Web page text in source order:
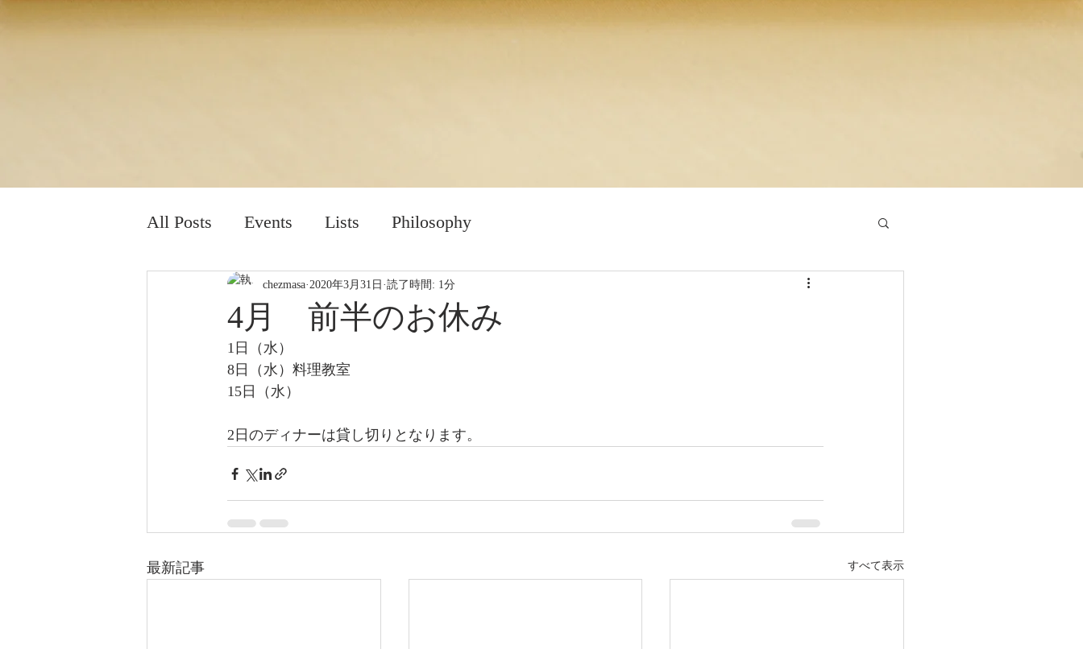
All Posts Events Lists Philosophy
4月 前半のお休み
chezmasa 2020年3月31日 読了時間: 1分
1日（水）
8日（水）料理教室
15日（水）
2日のディナーは貸し切りとなります。
最新記事 すべて表示